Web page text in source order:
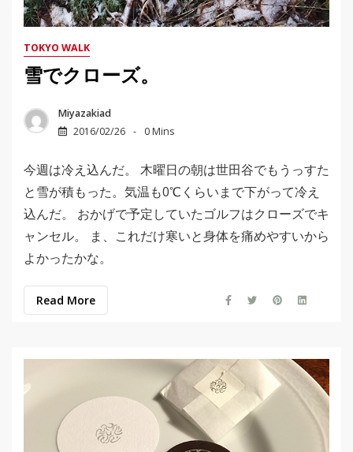
TOKYO WALK
雪でクローズ。
Miyazakiad
2016/02/26
0 Mins
今週は冷え込んだ。 木曜日の朝は世田谷でもうっすた
と雪が積もった。気温も0℃くらいまで下がって冷え
込んだ。 おかげで予定していたゴルフはクローズでキ
ャンセル。 ま、これだけ寒いと身体を痛めやすいから
よかったかな。
Read More